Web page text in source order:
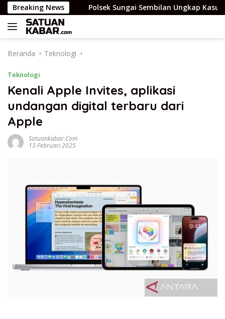
Langsung
ke
konten
Breaking News
medi. Polsek Sungai Sembilan Ungkap Kasus
Beranda Teknologi
Teknologi
Kenali Apple Invites, aplikasi
undangan digital terbaru dari
Apple
Satuankabar.com
13 Februari 2025